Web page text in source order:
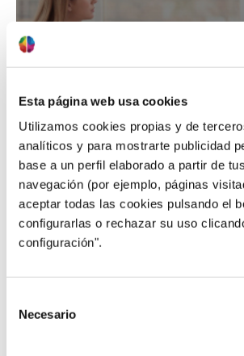
Esta página web usa cookies
Utilizamos cookies propias y de
analíticos y para mostrarte publicidad
base a un perfil elaborado a partir de
navegación (por ejemplo, páginas
aceptar todas las cookies pulsando el
configurarlas o rechazar su uso
configuración".
Necesario
¿Hay algo